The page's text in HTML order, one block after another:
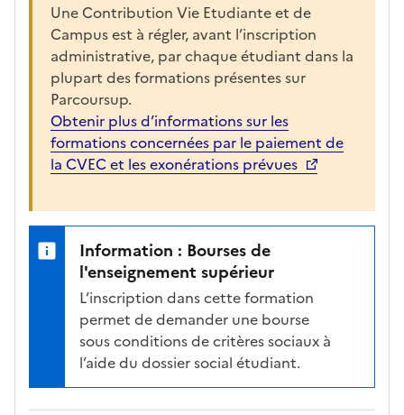
Une Contribution Vie Etudiante et de
Campus est à régler, avant l’inscription
administrative, par chaque étudiant dans la
plupart des formations présentes sur
Parcoursup.
Obtenir plus d’informations sur les
formations concernées par le paiement de
la CVEC et les exonérations prévues
Information : Bourses de
l'enseignement supérieur
L’inscription dans cette formation
permet de demander une bourse
sous conditions de critères sociaux à
l’aide du dossier social étudiant.